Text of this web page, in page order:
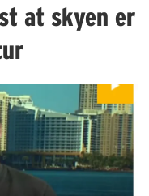
at skyen er